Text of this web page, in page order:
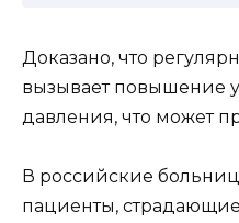
Доказано, что
вызывает повышение
давления, что может
В российские
пациенты,